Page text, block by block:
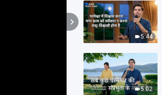
5:44
5:02